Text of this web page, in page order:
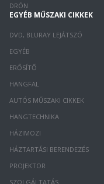
DRÓN
EGYÉB MŰSZAKI CIKKEK
DVD, BLURAY LEJÁTSZÓ
EGYÉB
ERŐSÍTŐ
HANGFAL
AUTÓS MŰSZAKI CIKKEK
HANGTECHNIKA
HÁZIMOZI
HÁZTARTÁSI BERENDEZÉS
PROJEKTOR
SZOLGÁLTATÁS